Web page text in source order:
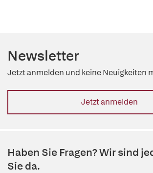
Newsletter
Jetzt anmelden und keine Neuigkeiten
Jetzt anmelden
Haben Sie Fragen? Wir sind
Sie da.